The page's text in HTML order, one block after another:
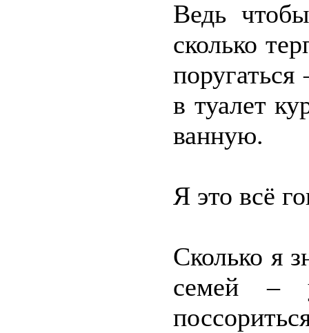
Ведь
сколько
в туалет
ванную.
Я это всё
Сколько я
семей –